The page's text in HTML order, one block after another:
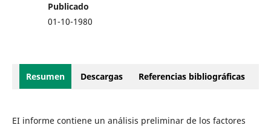
Publicado
01-10-1980
Resumen Descargas Referencias bibliográficas
EI informe contiene un análisis preliminar de los factores